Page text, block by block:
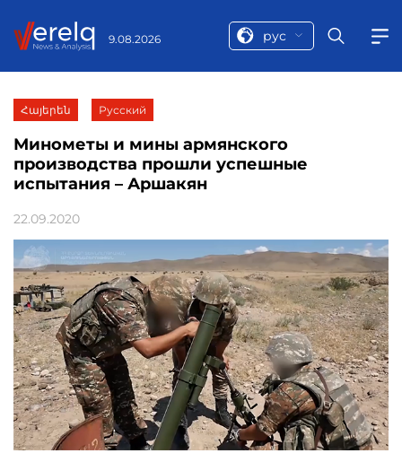
9.08.2026 рус
Հայերեն Русский
Минометы и мины армянского
производства прошли успешные
испытания – Аршакян
22.09.2020